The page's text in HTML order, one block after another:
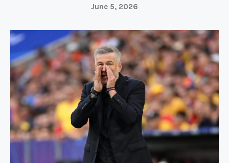
June 5, 2026